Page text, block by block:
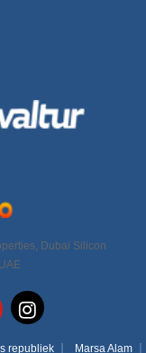
Dubai Silicon
republiek Marsa Alam